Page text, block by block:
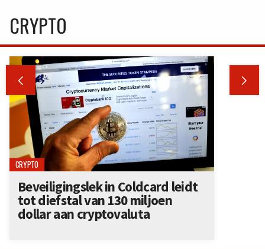
CRYPTO
 
CRYPTO
Beveiligingslek in Coldcard leidt
tot diefstal van 130 miljoen
dollar aan cryptovaluta